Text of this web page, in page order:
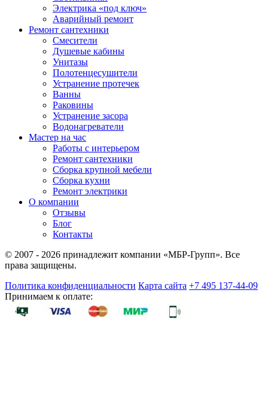
Электрика «под ключ»
Аварийный ремонт
Ремонт сантехники
Смесители
Душевые кабины
Унитазы
Полотенцесушители
Устранение протечек
Ванны
Раковины
Устранение засора
Водонагреватели
Мастер на час
Работы с интерьером
Ремонт сантехники
Сборка крупной мебели
Сборка кухни
Ремонт электрики
О компании
Отзывы
Блог
Контакты
© 2007 - 2026 принадлежит компании «МБР-Групп». Все
права защищены.
Политика конфиденциальности Карта сайта +7 495 137-44-09
Принимаем к оплате: